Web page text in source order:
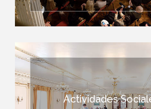
Actividades